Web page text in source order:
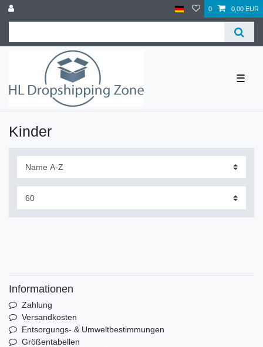
0 0,00 EUR
☰
Kinder
Informationen
Zahlung
Versandkosten
Entsorgungs- & Umweltbestimmungen
Größentabellen